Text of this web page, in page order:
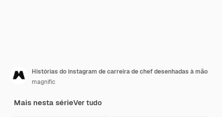
Histórias do instagram de carreira de chef desenhadas à mão
magnific
Mais nesta sérieVer tudo